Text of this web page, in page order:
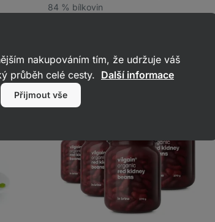
84 % bílkovin
recenzí
nakupováním tím, že udržuje váš
průběh celé cesty. Další informace
Přijmout vše